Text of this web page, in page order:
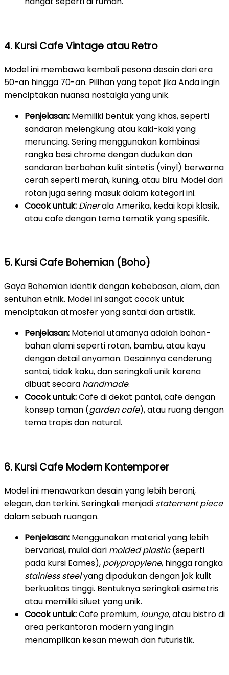
4. Kursi Cafe Vintage atau Retro
Model ini membawa kembali pesona desain dari era
50-an hingga 70-an. Pilihan yang tepat jika Anda ingin
menciptakan nuansa nostalgia yang unik.
Penjelasan: Memiliki bentuk yang khas, seperti
sandaran melengkung atau kaki-kaki yang
meruncing. Sering menggunakan kombinasi
rangka besi chrome dengan dudukan dan
sandaran berbahan kulit sintetis (vinyl) berwarna
cerah seperti merah, kuning, atau biru. Model dari
rotan juga sering masuk dalam kategori ini.
Cocok untuk: Dinerala Amerika, kedai kopi klasik,
atau cafe dengan tema tematik yang spesifik.
5. Kursi Cafe Bohemian (Boho)
Gaya Bohemian identik dengan kebebasan, alam, dan
sentuhan etnik. Model ini sangat cocok untuk
menciptakan atmosfer yang santai dan artistik.
Penjelasan: Material utamanya adalah bahan-
bahan alami seperti rotan, bambu, atau kayu
dengan detail anyaman. Desainnya cenderung
santai, tidak kaku, dan seringkali unik karena
dibuat secara handmade.
Cocok untuk:Cafe di dekat pantai, cafe dengan
konsep taman (garden cafe), atau ruang dengan
tema tropis dan natural.
6. Kursi Cafe Modern Kontemporer
Model ini menawarkan desain yang lebih berani,
elegan, dan terkini. Seringkali menjadi statement piece
dalam sebuah ruangan.
Penjelasan: Menggunakan material yang lebih
bervariasi, mulai dari molded plastic(seperti
pada kursi Eames), polypropylene, hingga rangka
stainless steelyang dipadukan dengan jok kulit
berkualitas tinggi. Bentuknya seringkali asimetris
atau memiliki siluet yang unik.
Cocok untuk:Cafe premium, lounge, atau bistro di
area perkantoran modern yang ingin
menampilkan kesan mewah dan futuristik.